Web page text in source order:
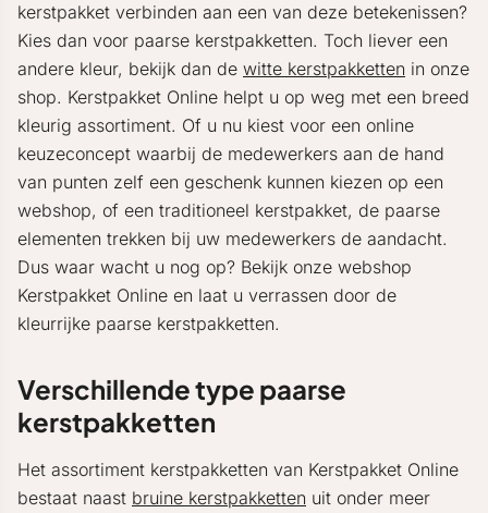
kerstpakket verbinden aan een van deze betekenissen?
Kies dan voor paarse kerstpakketten. Toch liever een
andere kleur, bekijk dan de witte kerstpakketten in onze
shop. Kerstpakket Online helpt u op weg met een breed
kleurig assortiment. Of u nu kiest voor een online
keuzeconcept waarbij de medewerkers aan de hand
van punten zelf een geschenk kunnen kiezen op een
webshop, of een traditioneel kerstpakket, de paarse
elementen trekken bij uw medewerkers de aandacht.
Dus waar wacht u nog op? Bekijk onze webshop
Kerstpakket Online en laat u verrassen door de
kleurrijke paarse kerstpakketten.
Verschillende type paarse
kerstpakketten
Het assortiment kerstpakketten van Kerstpakket Online
bestaat naast bruine kerstpakketten uit onder meer